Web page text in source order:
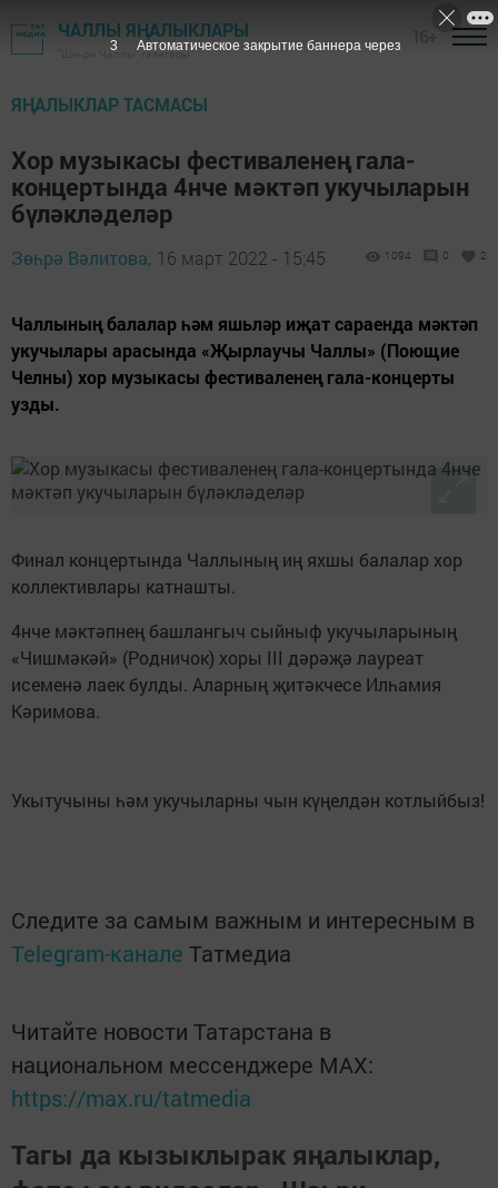
ЧАЛЛЫ ЯҢАЛЫКЛАРЫ
"Шәһри Чаллы" газетасы
ЯҢАЛЫКЛАР ТАСМАСЫ
Хор музыкасы фестиваленең гала-
концертында 4нче мәктәп укучыларын
бүләкләделәр
Зөһрә Вәлитова, 16 март 2022 - 15:45 1094 0 2
Чаллының балалар һәм яшьләр иҗат сараенда мәктәп
укучылары арасында «Җырлаучы Чаллы» (Поющие
Челны) хор музыкасы фестиваленең гала-концерты
узды.
Финал концертында Чаллының иң яхшы балалар хор
коллективлары катнашты.
4нче мәктәпнең башлангыч сыйныф укучыларының
«Чишмәкәй» (Родничок) хоры III дәрәҗә лауреат
исеменә лаек булды. Аларның җитәкчесе Илһамия
Кәримова.
Укытучыны һәм укучыларны чын күңелдән котлыйбыз!
Следите за самым важным и интересным в
Telegram-канале Татмедиа
Читайте новости Татарстана в
национальном мессенджере MАХ:
https://max.ru/tatmedia
Тагы да кызыклырак яңалыклар,
3 Автоматическое закрытие баннера через